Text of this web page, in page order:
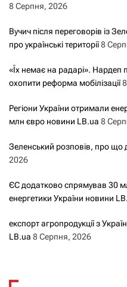
8 Серпня, 2026
Вучич після переговорів із
про українські території8
«Їх немає на радарі».
охопити реформа мобілізації
Регіони України отримали
млн євро новини LB.ua 8
Зеленський розповів, про що
2026
ЄС додатково спрямував 30
енергетики України новини
експорт агропродукції з
LB.ua 8 Серпня, 2026